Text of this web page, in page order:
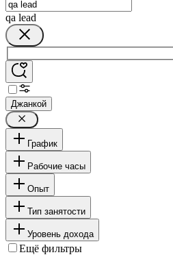
qa lead
Джанкой
График
Рабочие часы
Опыт
Тип занятости
Уровень дохода
Ещё фильтры